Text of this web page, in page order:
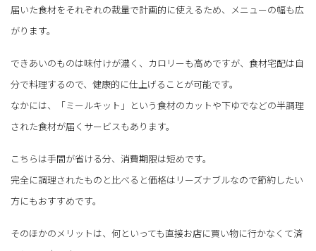
届いた食材をそれぞれの裁量で計画的に使えるため、メニューの幅も広
がります。
できあいのものは味付けが濃く、カロリーも高めですが、食材宅配は自
分で料理するので、健康的に仕上げることが可能です。
なかには、「ミールキット」という食材のカットや下ゆでなどの半調理
された食材が届くサービスもあります。
こちらは手間が省ける分、消費期限は短めです。
完全に調理されたものと比べると価格はリーズナブルなので節約したい
方にもおすすめです。
そのほかのメリットは、何といっても直接お店に買い物に行かなくて済